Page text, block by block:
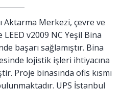
Aktarma Merkezi, çevre ve
LEED v2009 NC Yeşil Bina
başarı sağlamıştır. Bina
lojistik işleri ihtiyacına
Proje binasında ofis kısmı
UPS İstanbul